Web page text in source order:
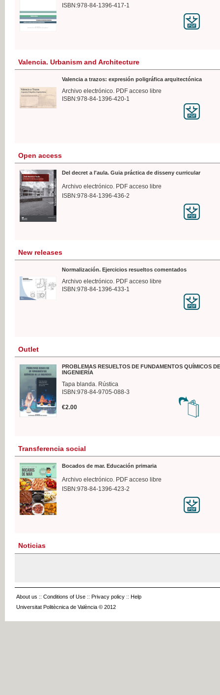
ISBN:978-84-1396-417-1
Valencia. Urbanism and Architecture
Valencia a trazos: expresión poligráfica arquitectónica
Archivo electrónico. PDF acceso libre
ISBN:978-84-1396-420-1
Open access
Del decret a l'aula. Guia práctica de disseny curricular
Archivo electrónico. PDF acceso libre
ISBN:978-84-1396-436-2
New releases
Normalización. Ejercicios resueltos comentados
Archivo electrónico. PDF acceso libre
ISBN:978-84-1396-433-1
Outlet
PROBLEMAS RESUELTOS DE FUNDAMENTOS QUÍMICOS
INGENIERÍA
Tapa blanda. Rústica
ISBN:978-84-9705-088-3
€2.00
Transferencia social
Bocados de mar. Educación primaria
Archivo electrónico. PDF acceso libre
ISBN:978-84-1396-423-2
Noticias
About us :: Conditions of Use :: Privacy policy :: Help
Universitat Politècnica de València © 2012